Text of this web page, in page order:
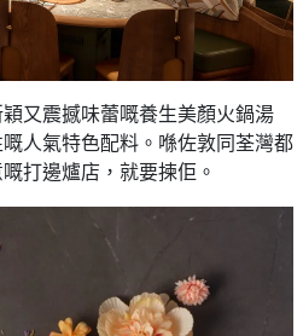
又震撼味蕾嘅養生美顏火鍋湯
人氣特色配料。喺佐敦同荃灣都
打邊爐店，就要揀佢。